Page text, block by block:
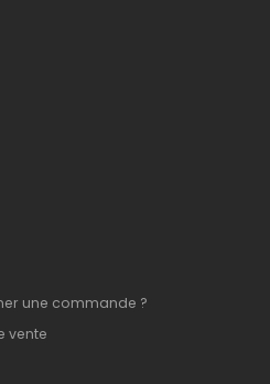
une commande ?
vente